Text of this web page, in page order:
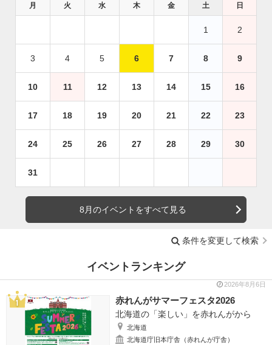
月 火 水 木 金 土 日
1 2
3 4 5 6 7 8 9
10 11 12 13 14 15 16
17 18 19 20 21 22 23
24 25 26 27 28 29 30
31
8月のイベントをすべて見る
条件を変更して検索
イベントランキング
2026年8月6日
赤れんがサマーフェスタ2026
北海道の「楽しい」を赤れんがから
北海道
北海道庁旧本庁舎（赤れんが庁舎）